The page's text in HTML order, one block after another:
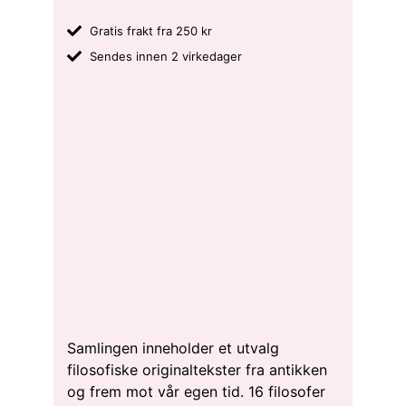
Gratis frakt fra 250 kr
Sendes innen 2 virkedager
Samlingen inneholder et utvalg
filosofiske originaltekster fra antikken
og frem mot vår egen tid. 16 filosofer